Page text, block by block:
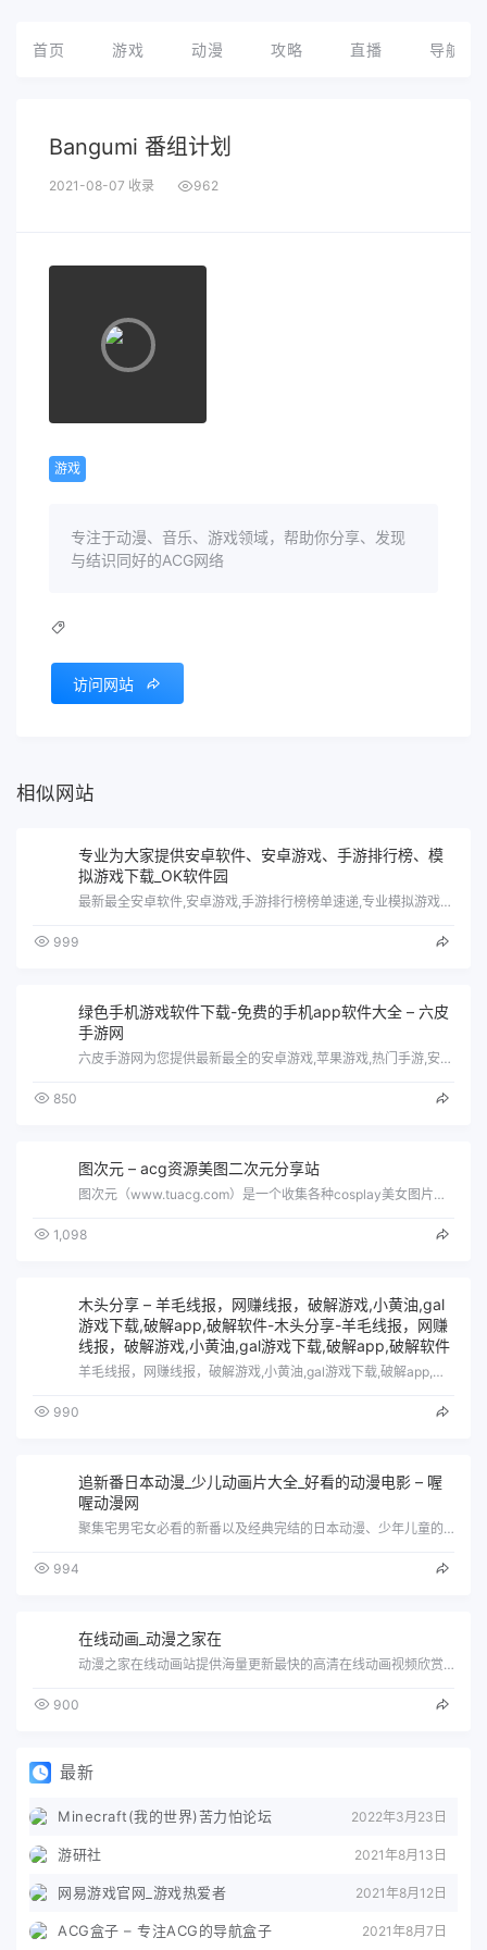
首页 游戏 动漫 攻略 直播 导航
Bangumi 番组计划
2021-08-07 收录 962
游戏
专注于动漫、音乐、游戏领域，帮助你分享、发现
与结识同好的ACG网络
访问网站
相似网站
专业为大家提供安卓软件、安卓游戏、手游排行榜、模
拟游戏下载_OK软件园
最新最全安卓软件,安卓游戏,手游排行榜榜单速递,专业模拟游戏下载,模拟器,街机游戏,街机ROM,模拟教程,MAME尽在OK软件园
999
绿色手机游戏软件下载-免费的手机app软件大全 – 六皮
手游网
六皮手游网为您提供最新最全的安卓游戏,苹果游戏,热门手游,安卓软件免费下载平台,更为你筛选出当下最热门的游戏排行榜,最受欢迎的软件大…
850
图次元 – acg资源美图二次元分享站
图次元（www.tuacg.com）是一个收集各种cosplay美女图片的分享平台！汇聚了各类coser正片写真、ins微博网红美女…
1,098
木头分享 – 羊毛线报，网赚线报，破解游戏,小黄油,gal
游戏下载,破解app,破解软件-木头分享-羊毛线报，网赚
线报，破解游戏,小黄油,gal游戏下载,破解app,破解软件
羊毛线报，网赚线报，破解游戏,小黄油,gal游戏下载,破解app,破解软件
990
追新番日本动漫_少儿动画片大全_好看的动漫电影 – 喔
喔动漫网
聚集宅男宅女必看的新番以及经典完结的日本动漫、少年儿童的益智幼教类国产动画片、动画影视爱好者的欧美动漫电影，喔喔动漫网www.wow…
994
在线动画_动漫之家在
动漫之家在线动画站提供海量更新最快的高清在线动画视频欣赏,详尽的动漫资料库、动漫图片壁纸库、动画资讯、用户评论社区于一体,它是国内动…
900
最新
Minecraft(我的世界)苦力怕论坛 2022年3月23日
游研社 2021年8月13日
网易游戏官网_游戏热爱者 2021年8月12日
ACG盒子 – 专注ACG的导航盒子 2021年8月7日